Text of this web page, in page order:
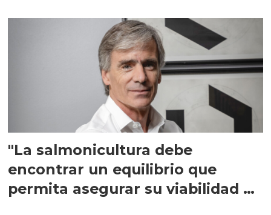
"La salmonicultura debe
encontrar un equilibrio que
permita asegurar su viabilidad de